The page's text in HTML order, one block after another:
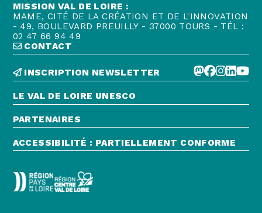
MISSION VAL DE LOIRE :
MAME, CITÉ DE LA CRÉATION ET DE L'INNOVATION
- 49, BOULEVARD PREUILLY - 37000 TOURS - TÉL :
02 47 66 94 49
CONTACT
INSCRIPTION NEWSLETTER
LE VAL DE LOIRE UNESCO
PARTENAIRES
ACCESSIBILITÉ : PARTIELLEMENT CONFORME